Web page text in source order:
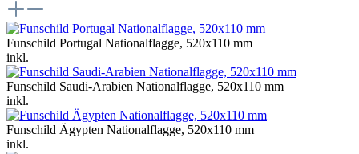
Funschild Portugal Nationalflagge, 520x110 mm
inkl.
Funschild Saudi-Arabien Nationalflagge, 520x110 mm
inkl.
Funschild Ägypten Nationalflagge, 520x110 mm
inkl.